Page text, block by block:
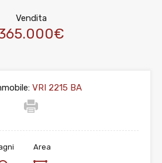
Vendita
VRI 2215 BA
Area